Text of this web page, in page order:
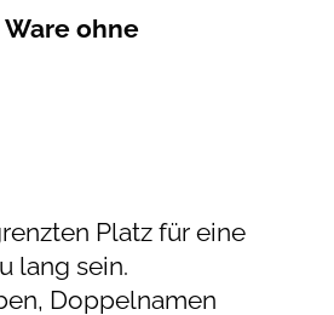
ohne
Platz für eine
lang sein.
Doppelnamen